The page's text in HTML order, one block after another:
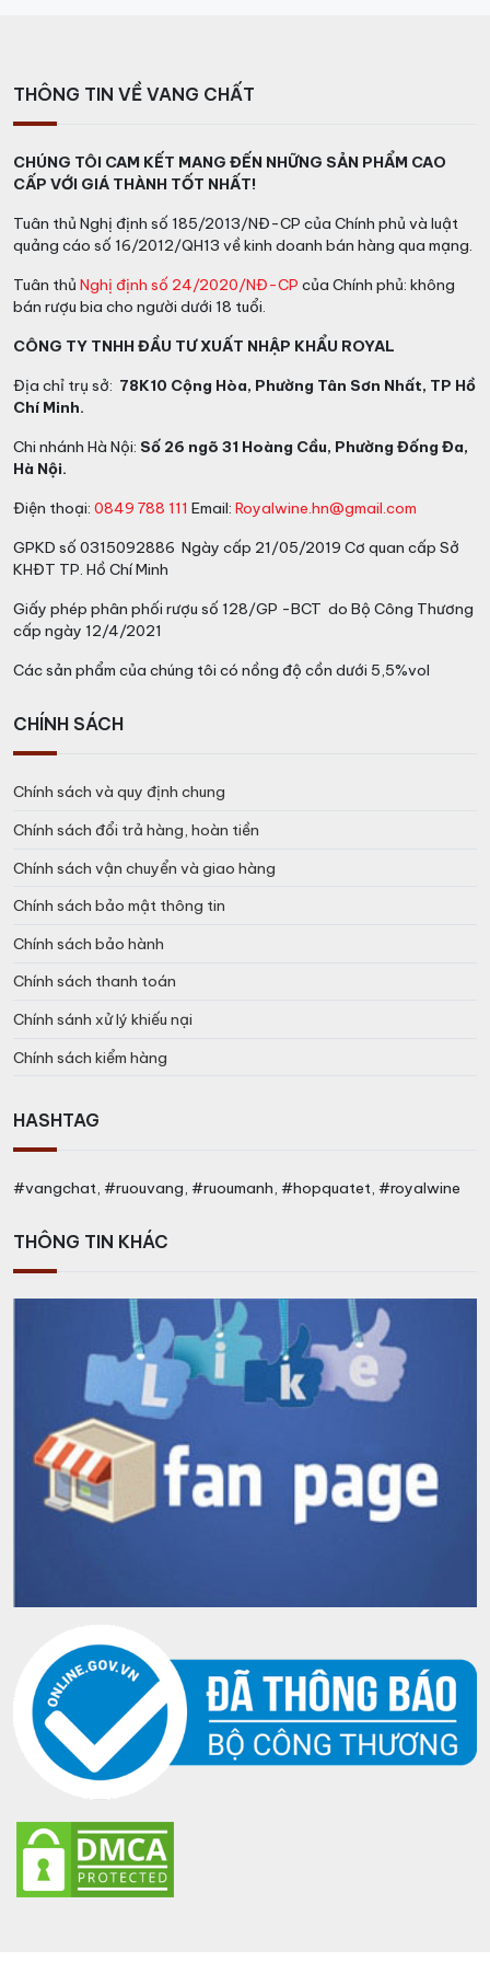
THÔNG TIN VỀ VANG CHẤT
CHÚNG TÔI CAM KẾT MANG ĐẾN NHỮNG SẢN PHẨM CAO
CẤP VỚI GIÁ THÀNH TỐT NHẤT!
Tuân thủ Nghị định số 185/2013/NĐ-CP của Chính phủ và luật
quảng cáo số 16/2012/QH13 về kinh doanh bán hàng qua mạng.
Tuân thủ Nghị định số 24/2020/NĐ-CP của Chính phủ: không
bán rượu bia cho người dưới 18 tuổi.
CÔNG TY TNHH ĐẦU TƯ XUẤT NHẬP KHẨU ROYAL
Địa chỉ trụ sở: 78K10 Cộng Hòa, Phường Tân Sơn Nhất, TP Hồ
Chí Minh.
Chi nhánh Hà Nội: Số 26 ngõ 31 Hoàng Cầu, Phường Đống Đa,
Hà Nội.
Điện thoại: 0849 788 111 Email: Royalwine.hn@gmail.com
GPKD số 0315092886 Ngày cấp 21/05/2019 Cơ quan cấp Sở
KHĐT TP. Hồ Chí Minh
Giấy phép phân phối rượu số 128/GP -BCT do Bộ Công Thương
cấp ngày 12/4/2021
Các sản phẩm của chúng tôi có nồng độ cồn dưới 5,5%vol
CHÍNH SÁCH
Chính sách và quy định chung
Chính sách đổi trả hàng, hoàn tiền
Chính sách vận chuyển và giao hàng
Chính sách bảo mật thông tin
Chính sách bảo hành
Chính sách thanh toán
Chính sánh xử lý khiếu nại
Chính sách kiểm hàng
HASHTAG
#vangchat, #ruouvang, #ruoumanh, #hopquatet, #royalwine
THÔNG TIN KHÁC